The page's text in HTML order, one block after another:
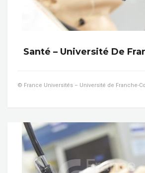
Santé – Université De
© France Universités – Université de Franche-